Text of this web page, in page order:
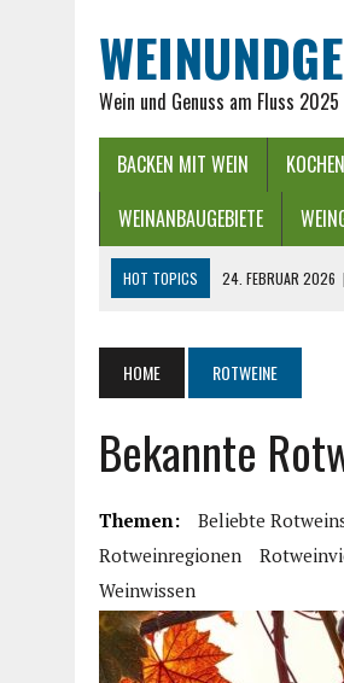
Wein und Genuss am Fluss 2025
BACKEN MIT WEIN
WEINANBAUGEBIETE
HOT TOPICS 24. FEBRUAR 2026 |
25. SEPTEMBER 2025 | POWER BEI
26. APRIL 2026
| HYGIENISCHE
HOME ROTWEINE
Bekannte
Themen: Beliebte
Rotweinregionen
Weinwissen